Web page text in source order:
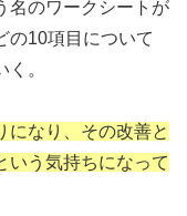
名のワークシートが
の10項目について
。
になり、その改善と
いう気持ちになって